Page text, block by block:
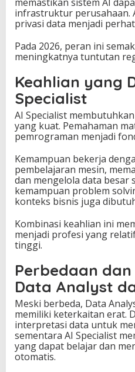
infrastruktur perusahaan.
privasi data menjadi
Pada 2026, peran ini
meningkatnya tuntutan
Keahlian yang
Specialist
AI Specialist
yang kuat. Pemahaman
pemrograman menjadi
Kemampuan bekerja
pembelajaran mesin,
dan mengelola data besar
kemampuan problem
konteks bisnis juga
Kombinasi keahlian ini
menjadi profesi yang
tinggi.
Perbedaan
Data Analyst
Meski berbeda, Data
memiliki keterkaitan erat.
interpretasi data untuk
sementara AI Specialist
yang dapat belajar dan
otomatis.